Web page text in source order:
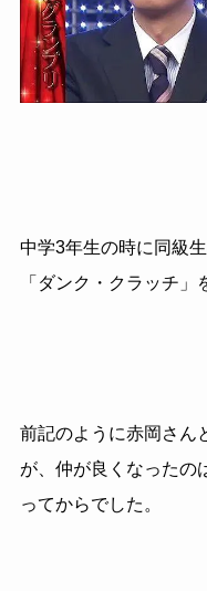
中学3年生の時に同級
「ダンク・クラッチ」
前記のように赤岡さん
が、仲が良くなったの
ってからでした。